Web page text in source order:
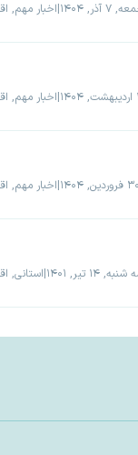
۷ آذر, ۱۴۰۴ |اخبار مهم,
|اخبار مهم,
|اخبار مهم,
۱۴ تیر, ۱۴۰۱ |استانی,